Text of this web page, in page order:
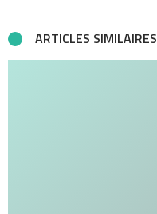
ARTICLES SIMILAIRES